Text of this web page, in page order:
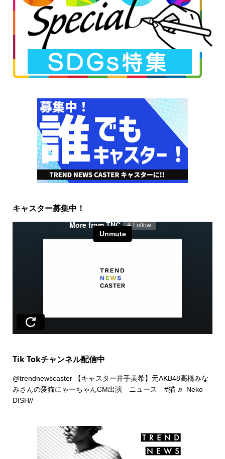
キャスター募集中！
Tik Tokチャンネル配信中
@trendnewscaster【キャスター井手美希】元AKB48高橋みな
みさんの愛猫にゃーちゃんCM出演 ニュース #猫 ♬ Neko -
DISH//